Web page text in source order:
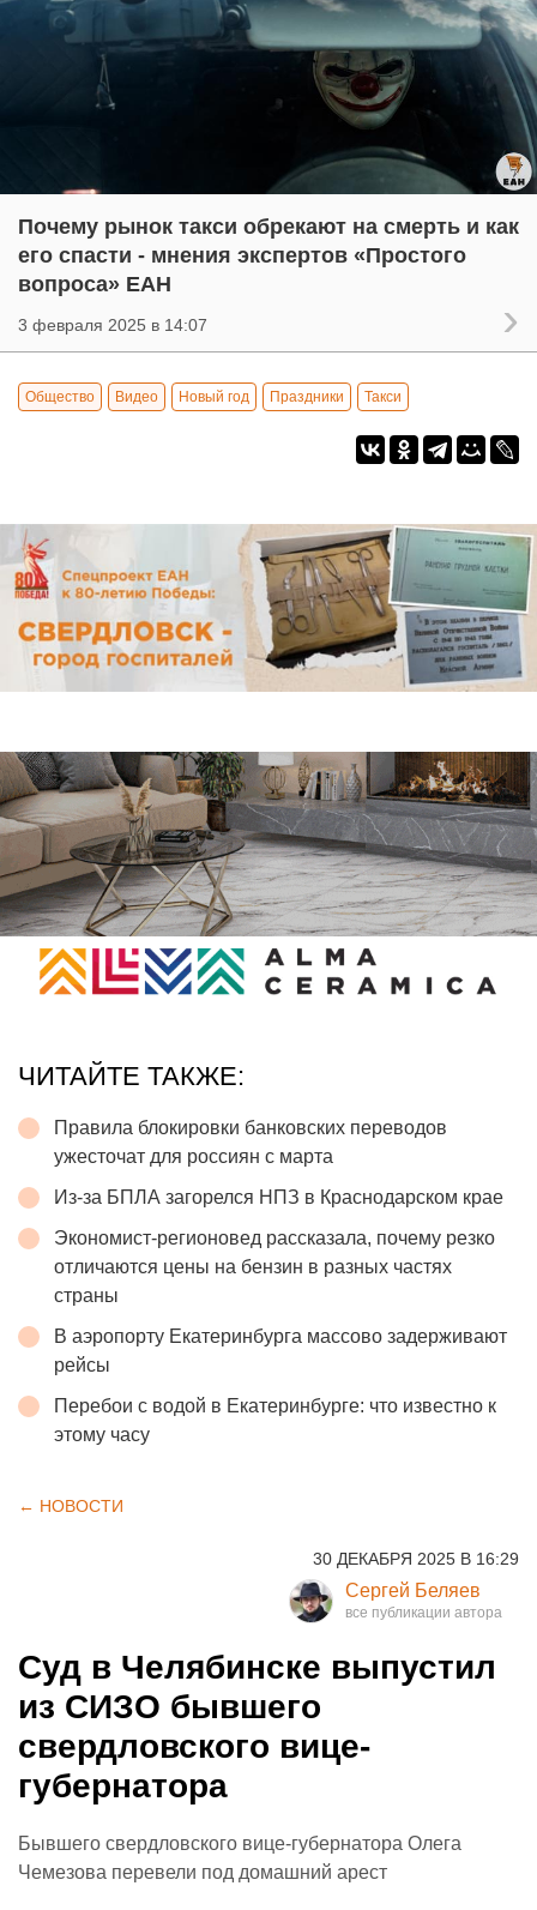
Почему рынок такси обрекают на смерть и как
его спасти - мнения экспертов «Простого
вопроса» ЕАН
3 февраля 2025 в 14:07
Общество Видео Новый год Праздники Такси
ЧИТАЙТЕ ТАКЖЕ:
Правила блокировки банковских переводов
ужесточат для россиян с марта
Из-за БПЛА загорелся НПЗ в Краснодарском крае
Экономист-регионовед рассказала, почему резко
отличаются цены на бензин в разных частях
страны
В аэропорту Екатеринбурга массово задерживают
рейсы
Перебои с водой в Екатеринбурге: что известно к
этому часу
← НОВОСТИ
30 ДЕКАБРЯ 2025 В 16:29
Сергей Беляев
Суд в Челябинске выпустил
из СИЗО бывшего
свердловского вице-
губернатора
Бывшего свердловского вице-губернатора Олега
Чемезова перевели под домашний арест